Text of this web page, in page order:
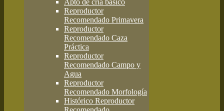
Apto de cría básico
Reproductor
Recomendado Primavera
Reproductor
Recomendado Caza
Práctica
Reproductor
Recomendado Campo y
Agua
Reproductor
Recomendado Morfología
Histórico Reproductor